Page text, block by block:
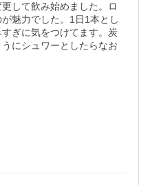
して飲み始めました。ロ
魅力でした。1日1本とし
ぎに気をつけてます。炭
にシュワーとしたらなお